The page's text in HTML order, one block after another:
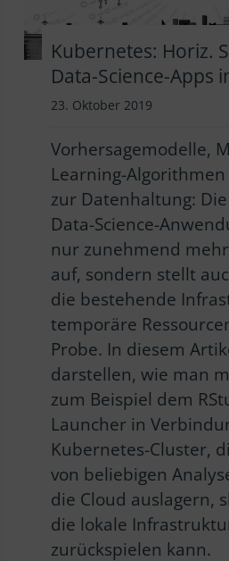
Kubernetes: Horiz.
Data-Science-Apps
23. Oktober 2019
Vorhersagemodelle,
Learning-
zur Datenhaltung:
Data-Science-
nur zunehmend
auf, sondern stellt
die bestehende
temporäre
Probe. In diesem
darstellen, wie man
zum Beispiel dem
Launcher in
Kubernetes-Cluster,
von beliebigen
die Cloud auslagern,
die lokale
zurückspielen kann.